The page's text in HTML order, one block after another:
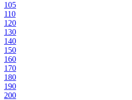
105
110
120
130
140
150
160
170
180
190
200